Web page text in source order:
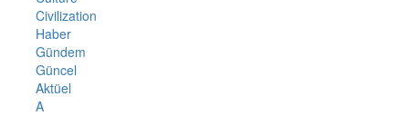
Civilization
Haber
Gündem
Güncel
Aktüel
A